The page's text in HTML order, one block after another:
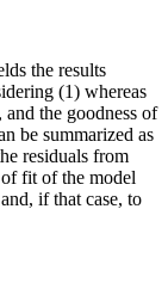
the results
(1) whereas
the goodness of
be summarized as
residuals from
fit of the model
if that case, to